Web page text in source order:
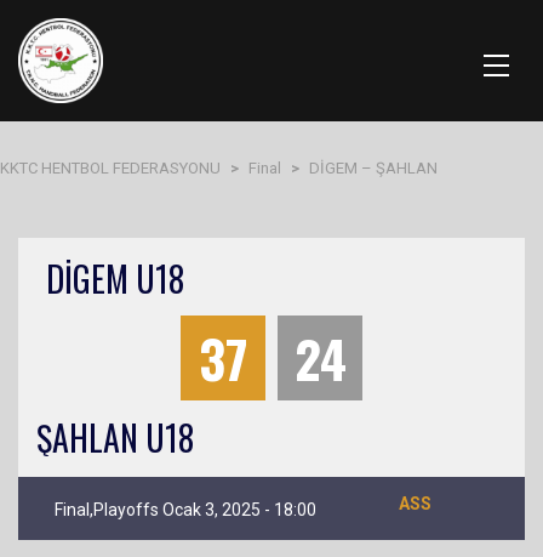
KKTC HENTBOL FEDERASYONU > Final > DİGEM – ŞAHLAN
DİGEM U18
37 24
ŞAHLAN U18
Final,Playoffs Ocak 3, 2025 - 18:00 ASS